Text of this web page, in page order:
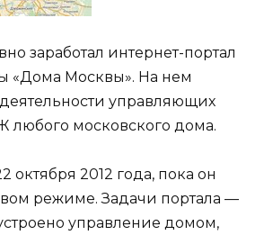
заработал интернет-портал
«Дома Москвы». На нем
управляющих
любого московского дома.
октября 2012 года, пока он
режиме. Задачи портала —
управление домом,